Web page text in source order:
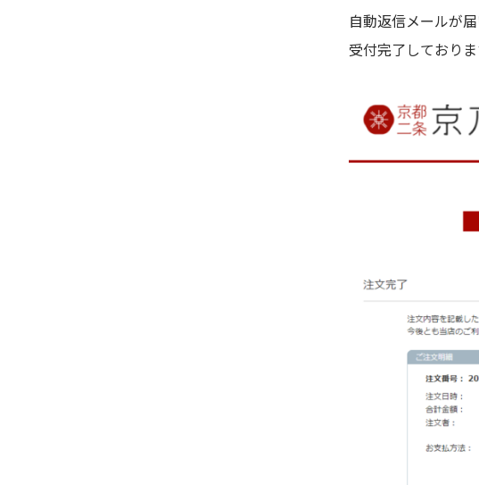
自動返信メールが
受付完了しておりま